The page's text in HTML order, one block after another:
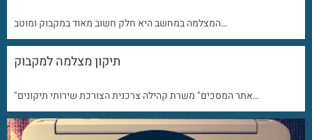
המצלמה במחשב היא חלק חשוב מאוד במקבוק ומוטב…
תיקון מצלמה למקבוק
"אתר המסכים" משרת קהילה צרכנית הצורכת שירותי תיקונים…